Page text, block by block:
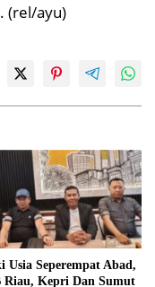
(rel/ayu)
Usia Seperempat Abad,
Kepri Dan Sumut